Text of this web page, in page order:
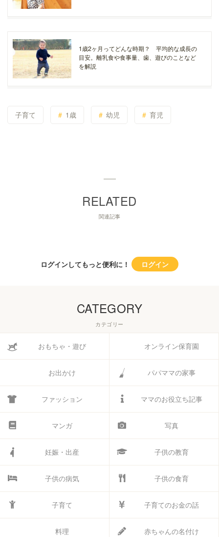
1歳2ヶ月ってどんな時期？ 平均的な成長の
目安。離乳食や食事量、歯、遊びのことなど
を解説
子育て 1歳 幼児 育児
関連記事
ログインしてもっと便利に！ ログイン
CATEGORY
カテゴリー
おもちゃ・遊び オンライン保育園
お出かけ パパママの家事
ファッション ママのお役立ち記事
マンガ 写真
妊娠・出産 子供の教育
子供の病気 子供の食育
子育て 子育てのお金の話
料理 赤ちゃんの名付け